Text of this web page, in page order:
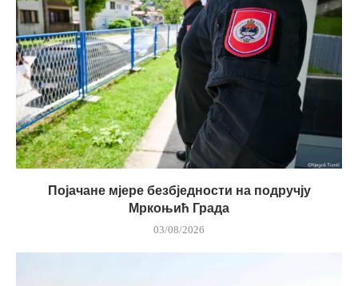
Појачане мјере безбједности на подручју
Мркоњић Града
03/08/2026